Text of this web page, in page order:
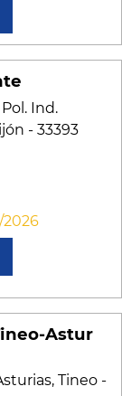
Ind.
- 33393
2026
Astur
Tineo -